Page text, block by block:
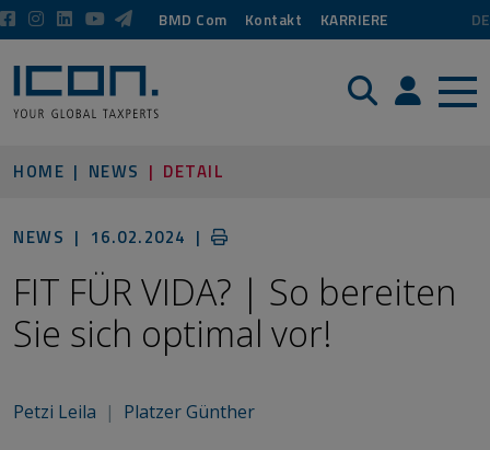
BMD Com Kontakt KARRIERE DE
Suche Login /
HOME NEWS DETAIL
NEWS | 16.02.2024 |
FIT FÜR VIDA? | So bereiten
Sie sich optimal vor!
Petzi Leila | Platzer Günther